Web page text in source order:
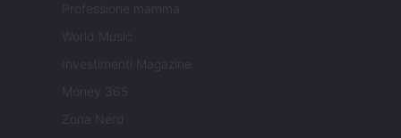
Professione mamma
World Music
Investimenti Magazine
Money 365
Zona Nerd